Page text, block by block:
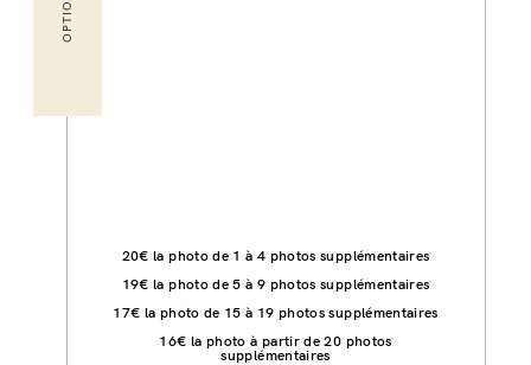
OPTIONS
20€ la photo de 1 à 4 photos supplémentaires
19€ la photo de 5 à 9 photos supplémentaires
17€ la photo de 15 à 19 photos supplémentaires
16€ la photo à partir de 20 photos
supplémentaires